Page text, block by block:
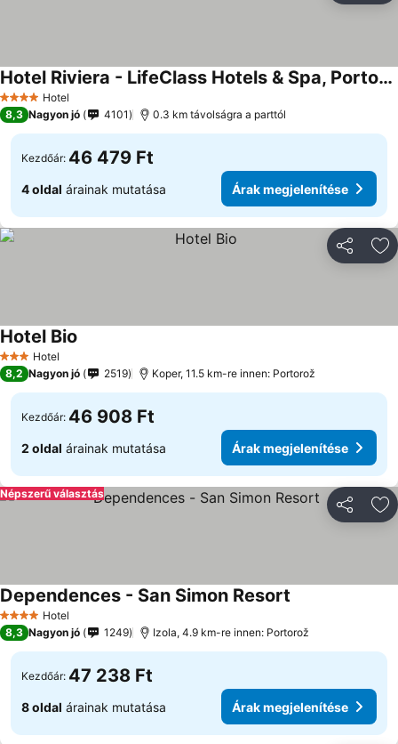
4 KategóriaHotel
Hotel Riviera - LifeClass Hotels & Spa, Portorož
8,3 Nagyon jó 4101 0.3 km távolságra a parttól
Kezdőár: 46 479 Ft
4 oldal árainak mutatása Árak megjelenítése
3 Kategória
Hotel
Hotel Bio
8,2 Nagyon jó 2519 Koper, 11.5 km-re innen: Portorož
Kezdőár: 46 908 Ft
2 oldal árainak mutatása Árak megjelenítése
Népszerű választás
4 KategóriaHotel
Dependences - San Simon Resort
8,3 Nagyon jó 1249 Izola, 4.9 km-re innen: Portorož
Kezdőár: 47 238 Ft
8 oldal árainak mutatása Árak megjelenítése